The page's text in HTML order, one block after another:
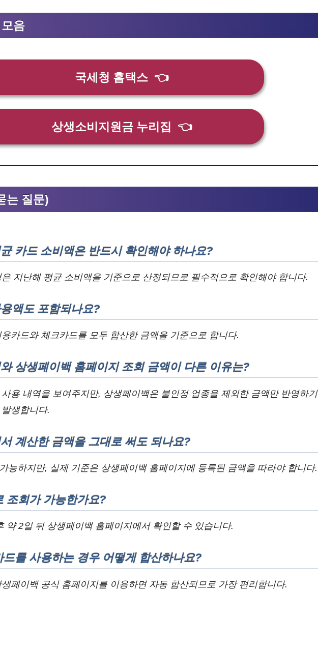
음
국세청 홈택스 👈
상생소비지원금 누리집 👈
는 질문)
카드 소비액은 반드시 확인해야 하나요?
지난해 평균 소비액을 기준으로 산정되므로 필수적으로 확인해야 합니다.
액도 포함되나요?
카드와 체크카드를 모두 합산한 금액을 기준으로 합니다.
상생페이백 홈페이지 조회 금액이 다른 이유는?
용 내역을 보여주지만, 상생페이백은 불인정 업종을 제외한 금액만 반영하기
생합니다.
계산한 금액을 그대로 써도 되나요?
능하지만, 실제 기준은 상생페이백 홈페이지에 등록된 금액을 따라야 합니다.
조회가 가능한가요?
약 2일 뒤 상생페이백 홈페이지에서 확인할 수 있습니다.
드를 사용하는 경우 어떻게 합산하나요?
페이백 공식 홈페이지를 이용하면 자동 합산되므로 가장 편리합니다.